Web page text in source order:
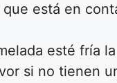
está en
esté fría
si no tienen